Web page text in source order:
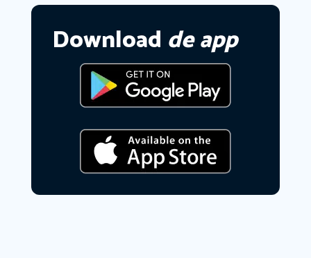
Download de app